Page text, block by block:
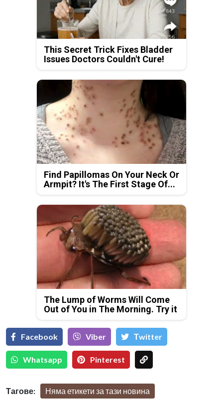
This Secret Trick Fixes Bladder
Issues Doctors Couldn't Cure!
Find Papillomas On Your Neck Or
Armpit? It's The First Stage Of...
The Lump of Worms Will Come
Out of You in The Morning. Try it
Facebook Viber Тwitter
Whatsapp Pinterest
Тагове: Няма етикети за тази новина